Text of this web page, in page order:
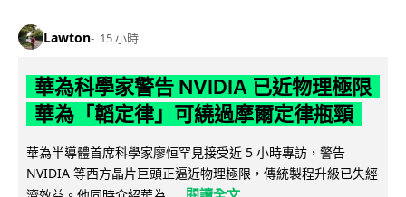
Lawton 15 小時
華為科學家警告 NVIDIA 已近物理極限
華為「韜定律」可繞過摩爾定律瓶頸
華為半導體首席科學家廖恒罕見接受近 5 小時專訪，警告
NVIDIA 等西方晶片巨頭正逼近物理極限，傳統製程升級已失經